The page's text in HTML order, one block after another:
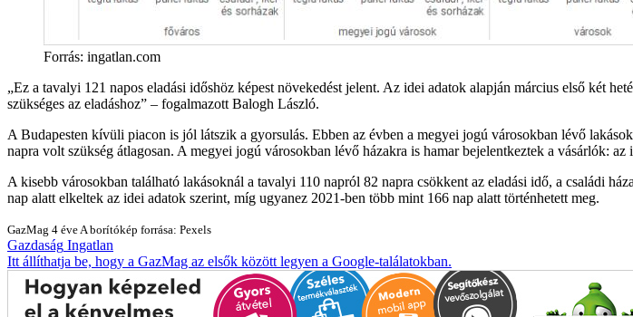
Forrás: ingatlan.com
Ez a tavalyi 121 napos eladási időshöz képest növekedést jelent. Az idei adatok alapján március első két
szükséges az eladáshoz
– fogalmazott Balogh László.
A Budapesten kívüli piacon is jól látszik a gyorsulás. Ebben az évben a megyei jogú városokban lévő
napra volt szükség átlagosan. A megyei jogú városokban lévő házakra is hamar bejelentkeztek a vásárlók:
A kisebb városokban található lakásoknál a tavalyi 110 napról 82 napra csökkent az eladási idő, a családi
nap alatt elkeltek az idei adatok szerint, míg ugyanez 2021-ben több mint 166 nap alatt történhetett meg.
GazMag 4 éve A borítókép forrása: Pexels
Gazdaság Ingatlan
Itt állíthatja be, hogy a GazMag az elsők között legyen a Google-találatokban.